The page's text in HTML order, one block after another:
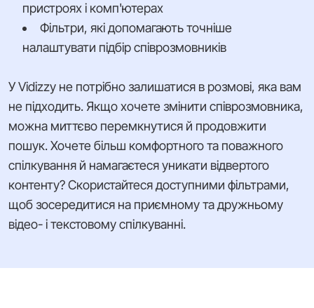
пристроях і комп'ютерах
Фільтри, які допомагають точніше
налаштувати підбір співрозмовників
У Vidizzy не потрібно залишатися в розмові, яка вам
не підходить. Якщо хочете змінити співрозмовника,
можна миттєво перемкнутися й продовжити
пошук. Хочете більш комфортного та поважного
спілкування й намагаєтеся уникати відвертого
контенту? Скористайтеся доступними фільтрами,
щоб зосередитися на приємному та дружньому
відео- і текстовому спілкуванні.